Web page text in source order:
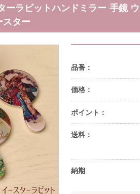
ーラビットハンドミラー 手鏡
ター
品番：
価格：
ポイント：
送料：
納期